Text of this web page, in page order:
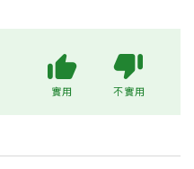
實用 不實用